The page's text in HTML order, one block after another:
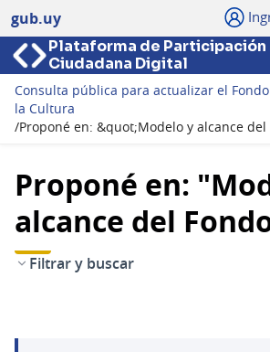
gub.uy
Plataforma de Participación
Ciudadana Digital
Consulta pública para actualizar el
la Cultura
/Proponé en: &quot;Modelo y alcance
Proponé en:
alcance del
Filtrar y buscar